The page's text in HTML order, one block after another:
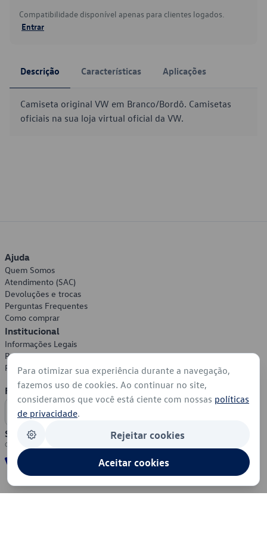
Compatibilidade disponível apenas para clientes logados.
Entrar
Descrição Características Aplicações
Camiseta original VW em Branco/Bordô. Camisetas
oficiais na sua loja virtual oficial da VW.
Ajuda
Quem Somos
Atendimento (SAC)
Devoluções e trocas
Perguntas Frequentes
Como comprar
Institucional
Informações Legais
Política de Privacidade
Política de Cookies
Formas de Pagamento
Segurança
Para otimizar sua experiência durante a navegação,
fazemos uso de cookies. Ao continuar no site,
consideramos que você está ciente com nossas políticas
de privacidade.
Rejeitar cookies
Aceitar cookies